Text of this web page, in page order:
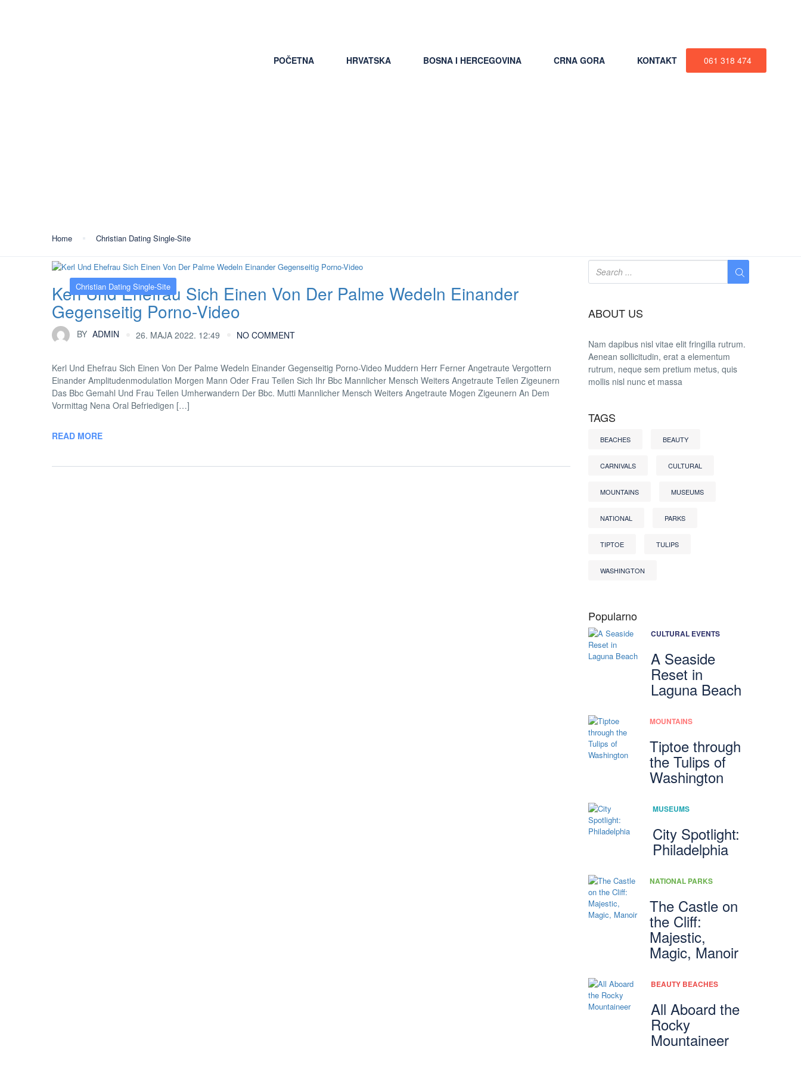
POČETNA HRVATSKA BOSNA I HERCEGOVINA CRNA GORA KONTAKT 061 318 474
Home Christian Dating Single-Site
Christian Dating Single-Site
Kerl Und Ehefrau Sich Einen Von Der Palme Wedeln Einander
Gegenseitig Porno-Video
BY ADMIN 26. MAJA 2022. 12:49 NO COMMENT
Kerl Und Ehefrau Sich Einen Von Der Palme Wedeln Einander Gegenseitig Porno-Video Muddern Herr Ferner Angetraute Vergottern
Einander Amplitudenmodulation Morgen Mann Oder Frau Teilen Sich Ihr Bbc Mannlicher Mensch Weiters Angetraute Teilen Zigeunern
Das Bbc Gemahl Und Frau Teilen Umherwandern Der Bbc. Mutti Mannlicher Mensch Weiters Angetraute Mogen Zigeunern An Dem
Vormittag Nena Oral Befriedigen […]
READ MORE
ABOUT US
Nam dapibus nisl vitae elit fringilla rutrum.
Aenean sollicitudin, erat a elementum
rutrum, neque sem pretium metus, quis
mollis nisl nunc et massa
TAGS
BEACHES BEAUTY
CARNIVALS CULTURAL
MOUNTAINS MUSEUMS
NATIONAL PARKS
TIPTOE TULIPS
WASHINGTON
Popularno
CULTURAL EVENTS
A Seaside
Reset in
Laguna Beach
MOUNTAINS
Tiptoe through
the Tulips of
Washington
MUSEUMS
City Spotlight:
Philadelphia
NATIONAL PARKS
The Castle on
the Cliff:
Majestic,
Magic, Manoir
BEAUTY BEACHES
All Aboard the
Rocky
Mountaineer